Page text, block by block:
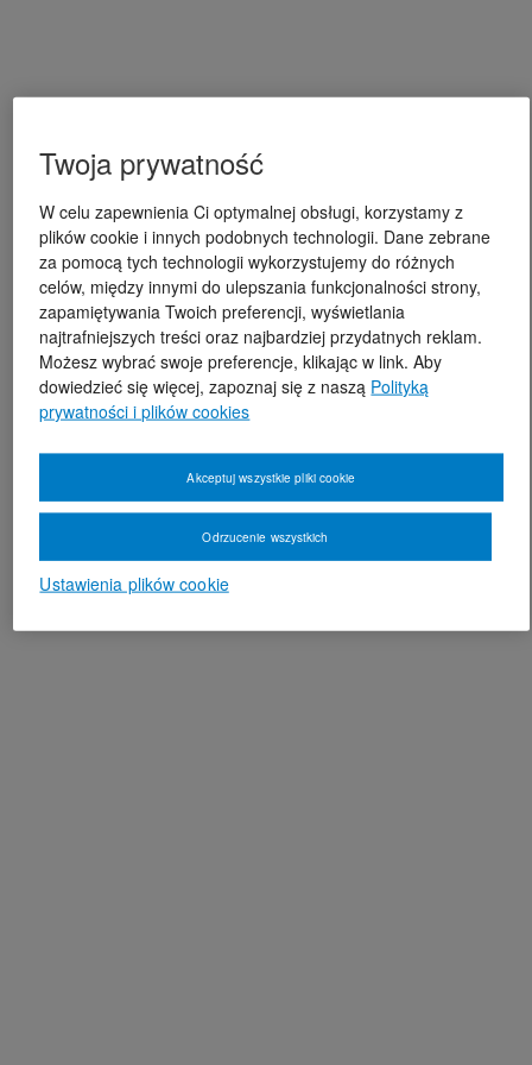
Twoja prywatność
W celu zapewnienia Ci optymalnej obsługi, korzystamy z
plików cookie i innych podobnych technologii. Dane zebrane
za pomocą tych technologii wykorzystujemy do różnych
celów, między innymi do ulepszania funkcjonalności strony,
zapamiętywania Twoich preferencji, wyświetlania
najtrafniejszych treści oraz najbardziej przydatnych reklam.
Możesz wybrać swoje preferencje, klikając w link. Aby
dowiedzieć się więcej, zapoznaj się z naszą Polityką
prywatności i plików cookies
Ustawienia plików cookie
Odrzucenie wszystkich
Akceptuj wszystkie pliki cookie